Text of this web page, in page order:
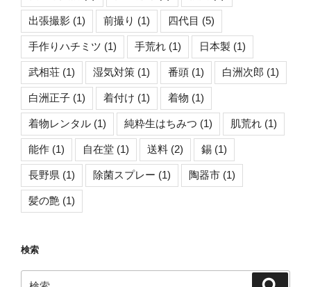
出張撮影 (1) 前撮り (1) 四代目 (5)
手作りハチミツ (1) 手荒れ (1) 日本製 (1)
武相荘 (1) 湿気対策 (1) 番頭 (1) 白洲次郎 (1)
白洲正子 (1) 着付け (1) 着物 (1)
着物レンタル (1) 純粋生はちみつ (1) 肌荒れ (1)
能作 (1) 自在堂 (1) 送料 (2) 錫 (1)
長野県 (1) 除菌スプレー (1) 陶器市 (1)
髪の艶 (1)
検索